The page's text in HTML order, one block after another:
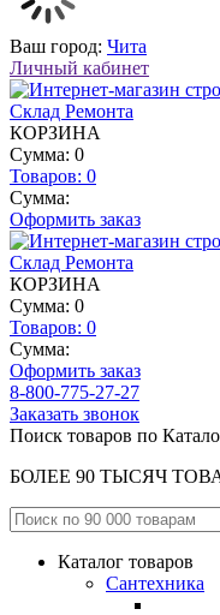
Ваш город: Чита
Личный кабинет
КОРЗИНА
Сумма: 0
Товаров: 0
Сумма:
Оформить заказ
КОРЗИНА
Сумма: 0
Товаров: 0
Сумма:
Оформить заказ
8-800-775-27-27
Заказать звонок
Поиск товаров по
БОЛЕЕ 90 ТЫСЯЧ
Каталог товаров
Сантехника